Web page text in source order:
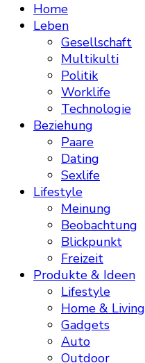
Home
Leben
Gesellschaft
Multikulti
Politik
Worklife
Technologie
Beziehung
Paare
Dating
Sexlife
Lifestyle
Meinung
Beobachtung
Blickpunkt
Freizeit
Produkte & Ideen
Lifestyle
Home & Living
Gadgets
Auto
Outdoor